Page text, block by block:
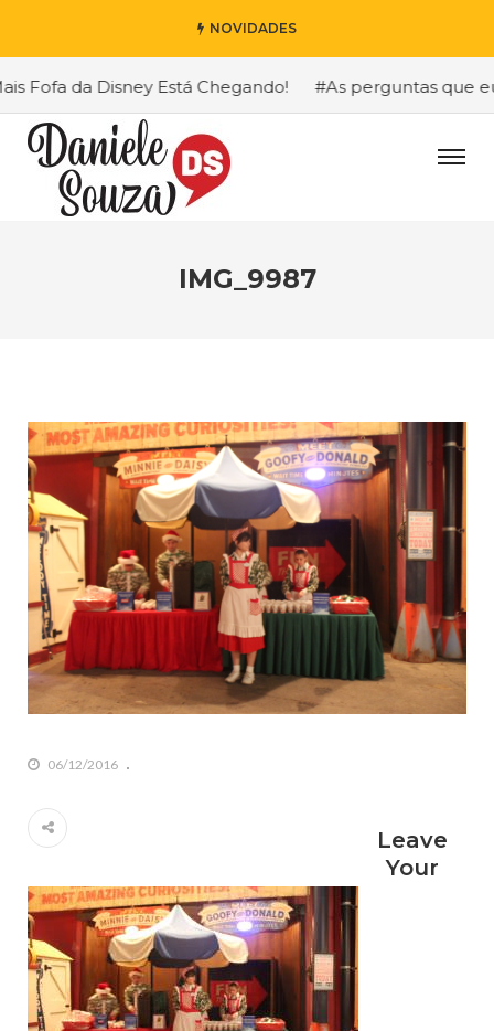
NOVIDADES
da Disney Está Chegando! #As perguntas que eu
IMG_9987
06/12/2016
Leave
Your